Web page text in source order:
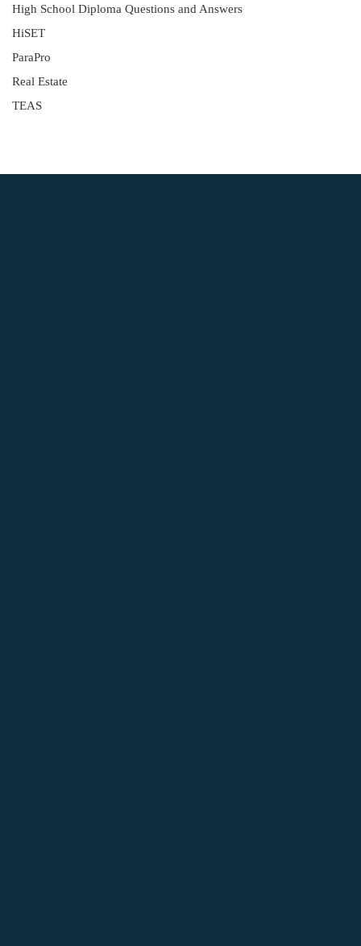
High School Diploma Questions and Answers
HiSET
ParaPro
Real Estate
TEAS